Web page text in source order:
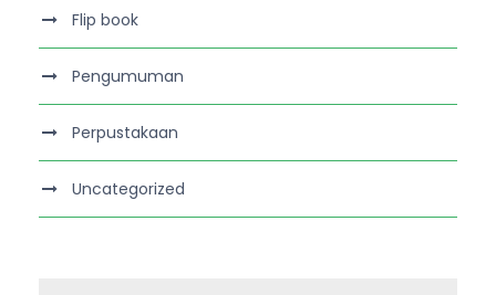
Flip book
Pengumuman
Perpustakaan
Uncategorized